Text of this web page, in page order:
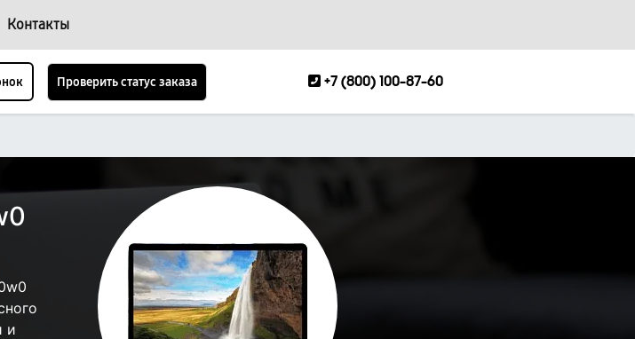
Контакты
Проверить статус заказа +7 (800) 100-87-60
и